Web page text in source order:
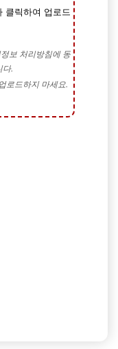
클릭하여 업로드
보 처리방침에 동
다.
로드하지 마세요.